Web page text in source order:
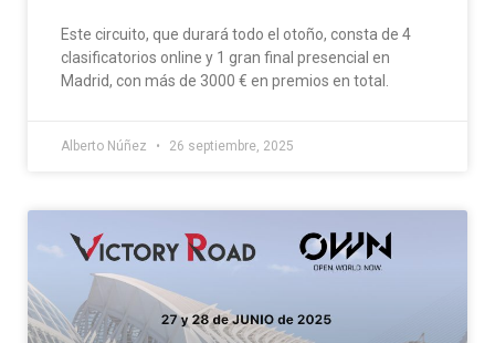
Este circuito, que durará todo el otoño, consta de 4
clasificatorios online y 1 gran final presencial en
Madrid, con más de 3000 € en premios en total.
Alberto Núñez 26 septiembre, 2025